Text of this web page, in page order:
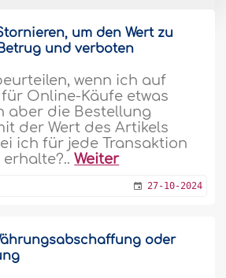
um den Wert zu
und verboten
wenn ich auf
Online-Käufe etwas
aber die Bestellung
der Wert des Artikels
ich für jede Transaktion
erhalte?..Weiter
27-10-2024
oder